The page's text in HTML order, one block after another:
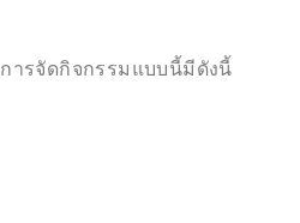
ารจัดกิจกรรมแบบนี้มีดังนี้